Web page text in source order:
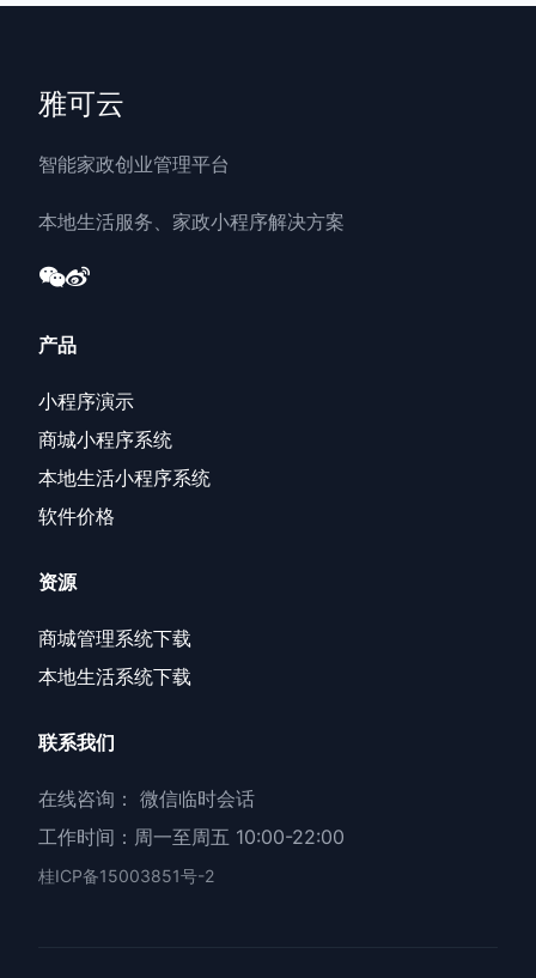
雅可云
智能家政创业管理平台
本地生活服务、家政小程序解决方案
产品
小程序演示
商城小程序系统
本地生活小程序系统
软件价格
资源
商城管理系统下载
本地生活系统下载
联系我们
在线咨询： 微信临时会话
工作时间：周一至周五 10:00-22:00
桂ICP备15003851号-2